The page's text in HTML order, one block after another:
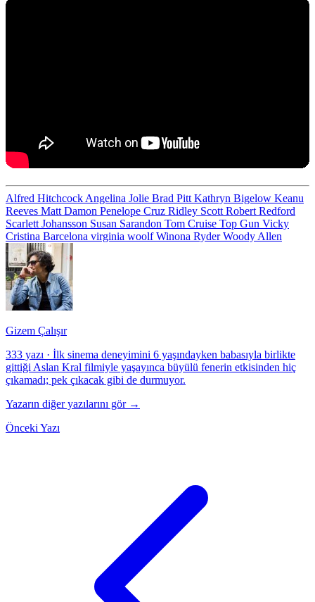
Alfred Hitchcock Angelina Jolie Brad Pitt Kathryn Bigelow Keanu
Reeves Matt Damon Penelope Cruz Ridley Scott Robert Redford
Scarlett Johansson Susan Sarandon Tom Cruise Top Gun Vicky
Cristina Barcelona virginia woolfWinona RyderWoody Allen
Gizem Çalışır
333 yazı · İlk sinema deneyimini 6 yaşındayken babasıyla birlikte
gittiği Aslan Kral filmiyle yaşayınca büyülü fenerin etkisinden hiç
çıkamadı; pek çıkacak gibi de durmuyor.
Yazarın diğer yazılarını gör →
Önceki Yazı